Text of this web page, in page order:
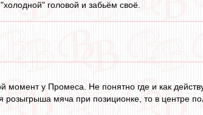
головой и забьём своё.
момент у Промеса. Не понятно где и как
розыгрыша мяча при позиционке, то в центре